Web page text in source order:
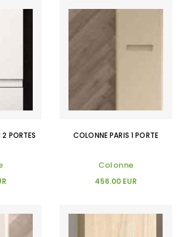
PORTES COLONNE PARIS 1 PORTE
Colonne
456.00 EUR